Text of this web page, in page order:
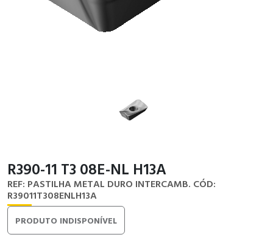
R390-11 T3 08E-NL H13A
REF: PASTILHA METAL DURO INTERCAMB. CÓD:
R39011T308ENLH13A
PRODUTO INDISPONÍVEL